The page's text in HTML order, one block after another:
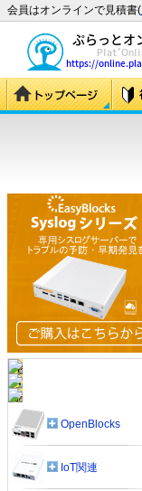
会員はオンラインで見積書(
OpenBlocks
IoT関連